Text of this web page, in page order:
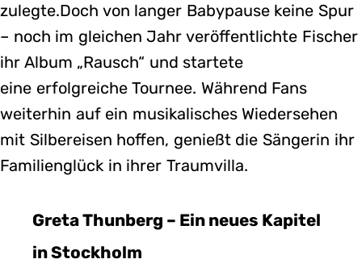
zulegte.Doch von langer Babypause keine Spur
– noch im gleichen Jahr veröffentlichte Fischer
ihr Album „Rausch“ und startete
eine erfolgreiche Tournee. Während Fans
weiterhin auf ein musikalisches Wiedersehen
mit Silbereisen hoffen, genießt die Sängerin ihr
Familienglück in ihrer Traumvilla.
Greta Thunberg – Ein neues Kapitel
in Stockholm